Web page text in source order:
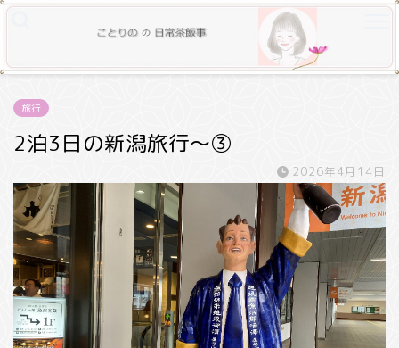
旅行
2泊3日の新潟旅行～③
2026年4月14日